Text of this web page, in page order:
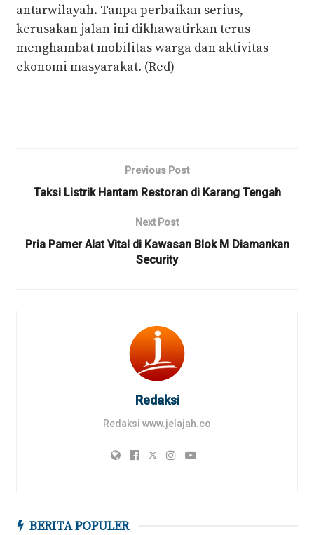
antarwilayah. Tanpa perbaikan serius,
kerusakan jalan ini dikhawatirkan terus
menghambat mobilitas warga dan aktivitas
ekonomi masyarakat. (Red)
Previous Post
Taksi Listrik Hantam Restoran di Karang Tengah
Next Post
Pria Pamer Alat Vital di Kawasan Blok M Diamankan
Security
Redaksi
Redaksi www.jelajah.co
BERITA POPULER